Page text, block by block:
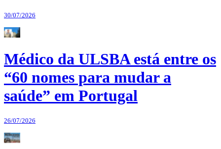
30/07/2026
Médico da ULSBA está entre os
“60 nomes para mudar a
saúde” em Portugal
26/07/2026